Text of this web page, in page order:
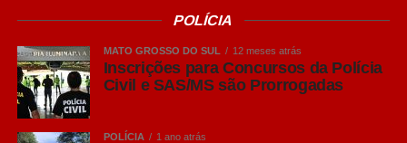
POLÍCIA
MATO GROSSO DO SUL 12 meses atrás
Inscrições para Concursos da Polícia
Civil e SAS/MS são Prorrogadas
POLÍCIA 1 ano atrás